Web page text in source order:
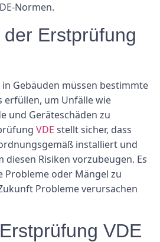
Normen.
Erstprüfung
Gebäuden müssen bestimmte
erfüllen, um Unfälle wie
und Geräteschäden zu
VDE stellt sicher, dass
installiert und
Risiken vorzubeugen. Es
Probleme oder Mängel zu
Probleme verursachen
VDE